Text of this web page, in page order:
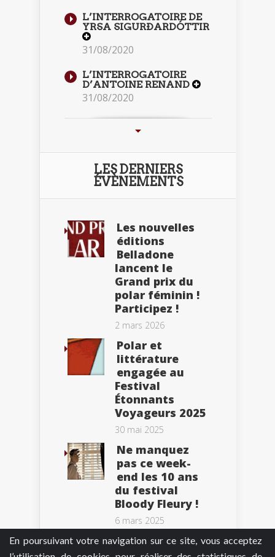
En poursuivant votre navigation sur ce site, vous acceptez
L’INTERROGATOIRE DE
YRSA SIGURÐARDÓTTIR
31/08/2020
L’INTERROGATOIRE
D’ANTOINE RENAND
31/08/2020
LES DERNIERS
ÉVÈNEMENTS
Les nouvelles
éditions
Belladone
lancent le
Grand prix du
polar féminin !
Participez !
2 mars 2026
Polar et
littérature
engagée au
Festival
Étonnants
Voyageurs 2025
30 mai 2025
Ne manquez
pas ce week-
end les 10 ans
du festival
Bloody Fleury !
6 mars 2025